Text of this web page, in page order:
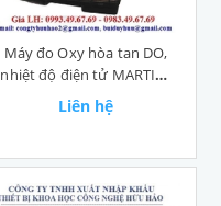
Máy đo Oxy hòa tan DO,
nhiệt độ điện tử MARTINI
Mi 605
Liên hệ